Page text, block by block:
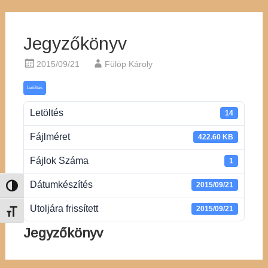
Nagy kontraszt váltása
Betűméret váltása
Jegyzőkönyv
2015/09/21 Fülöp Károly
Letöltés
Letöltés 14
Fájlméret 422.60 KB
Fájlok Száma 1
Dátumkészítés 2015/09/21
Utoljára frissített 2015/09/21
Jegyzőkönyv